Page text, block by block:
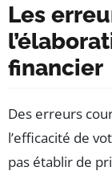
Les
financier
Des erreurs
l’efficacité de
pas établir de